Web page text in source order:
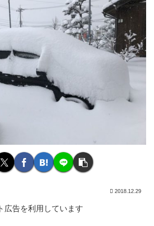
2018.12.29
広告を利用しています